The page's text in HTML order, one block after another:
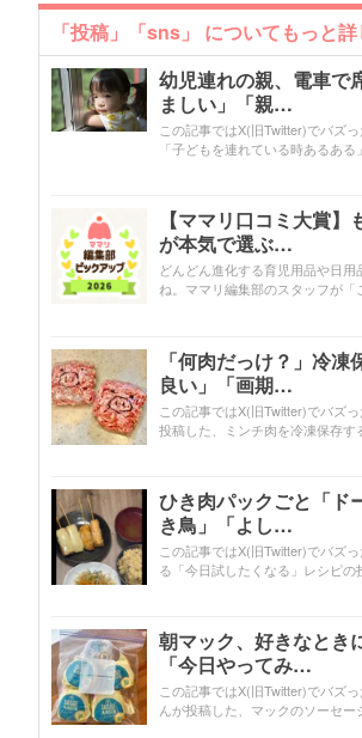
「投稿」「sns」 についてもっと
幼児連れの親、電車で
ましい」「親…
この記事ではX(旧Twitter)でバズ
「子どもを連れている時あるあ
【ママリ口コミ大賞
が本気で選ぶ…
どんどん進化する育児用品や日
ね。ママリ編集部のスタッフが
「何肉だっけ？」冷
良い」「画期…
この記事ではX(旧Twitter)でバズ
投稿した、ミンチ肉を冷凍保存す
ひき肉パックごと「ド
き鳥」「よし…
この記事ではX(旧Twitter)でバズ
る「今日試したくなる」レシピ
朝マック、好きなとき
「今日やってみ…
この記事ではX(旧Twitter)でバズ
んが投稿した、マックのソーセ